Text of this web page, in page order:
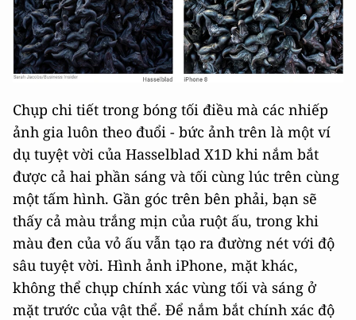
Chụp chi tiết trong bóng tối điều mà các nhiếp
ảnh gia luôn theo đuổi - bức ảnh trên là một ví
dụ tuyệt vời của Hasselblad X1D khi nắm bắt
được cả hai phần sáng và tối cùng lúc trên cùng
một tấm hình. Gần góc trên bên phải, bạn sẽ
thấy cả màu trắng mịn của ruột ấu, trong khi
màu đen của vỏ ấu vẫn tạo ra đường nét với độ
sâu tuyệt vời. Hình ảnh iPhone, mặt khác,
không thể chụp chính xác vùng tối và sáng ở
mặt trước của vật thể. Để nắm bắt chính xác độ